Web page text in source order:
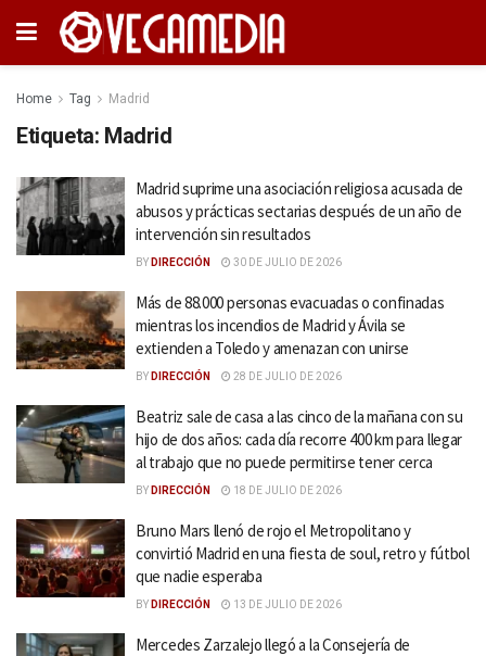
Home Tag Madrid
Etiqueta: Madrid
Madrid suprime una asociación religiosa acusada de
abusos y prácticas sectarias después de un año de
intervención sin resultados
BY DIRECCIÓN 30 DE JULIO DE 2026
Más de 88.000 personas evacuadas o confinadas
mientras los incendios de Madrid y Ávila se
extienden a Toledo y amenazan con unirse
BY DIRECCIÓN 28 DE JULIO DE 2026
Beatriz sale de casa a las cinco de la mañana con su
hijo de dos años: cada día recorre 400 km para llegar
al trabajo que no puede permitirse tener cerca
BY DIRECCIÓN 18 DE JULIO DE 2026
Bruno Mars llenó de rojo el Metropolitano y
convirtió Madrid en una fiesta de soul, retro y fútbol
que nadie esperaba
BY DIRECCIÓN 13 DE JULIO DE 2026
Mercedes Zarzalejo llegó a la Consejería de